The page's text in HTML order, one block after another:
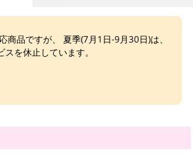
商品ですが、 夏季(7月1日-9月30日)は、
を休止しています。